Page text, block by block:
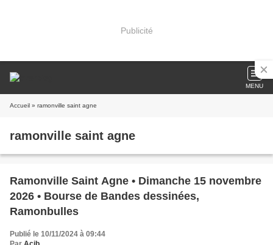
Publicité
MENU
Accueil » ramonville saint agne
ramonville saint agne
Ramonville Saint Agne • Dimanche 15 novembre
2026 • Bourse de Bandes dessinées,
Ramonbulles
Publié le 10/11/2024 à 09:44